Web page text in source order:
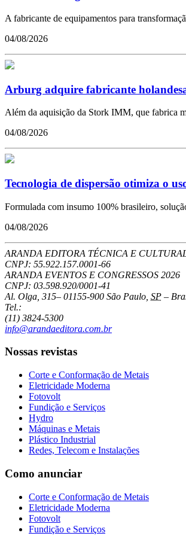
A fabricante de equipamentos para
04/08/2026
Arburg adquire fabricante
Além da aquisição da Stork IMM, que fabrica
04/08/2026
Tecnologia de dispersão otimiza o
Formulada com insumo 100% brasileiro,
04/08/2026
ARANDA EDITORA TÉCNICA E
CNPJ: 55.922.157.0001-66
ARANDA EVENTOS E CONGRESSOS 2026
CNPJ: 03.598.920/0001-41
Al. Olga, 315– 01155-900 São Paulo SP –
Tel.:
(11) 3824-5300
info@arandaeditora.com.br
Nossas revistas
Corte e Conformação de Metais
Eletricidade Moderna
Fotovolt
Fundição e Serviços
Hydro
Máquinas e Metais
Plástico Industrial
Redes, Telecom e Instalações
Como anunciar
Corte e Conformação de Metais
Eletricidade Moderna
Fotovolt
Fundição e Serviços